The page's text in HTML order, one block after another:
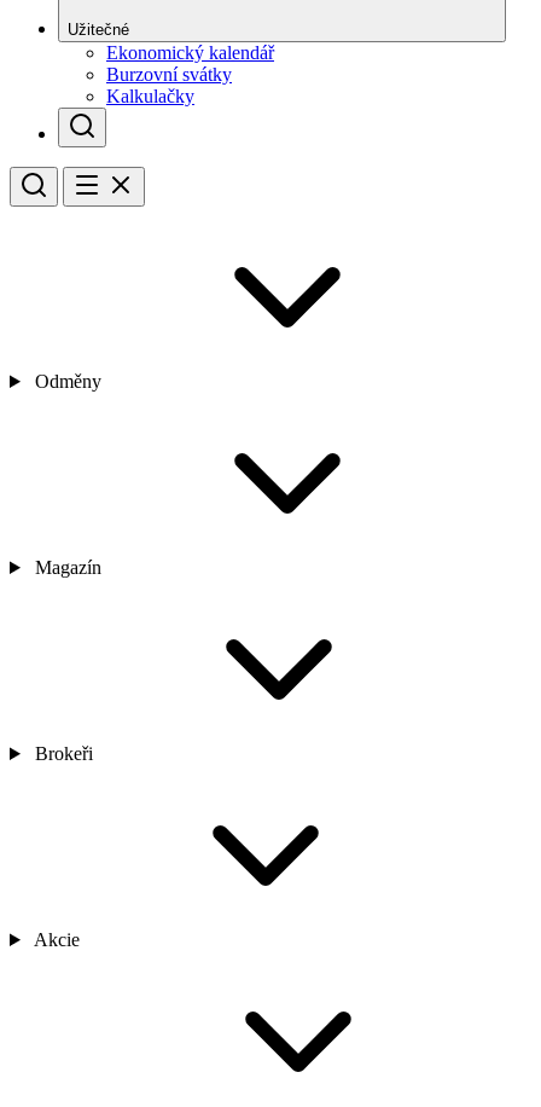
Užitečné
Ekonomický kalendář
Burzovní svátky
Kalkulačky
Odměny
Magazín
Brokeři
Akcie